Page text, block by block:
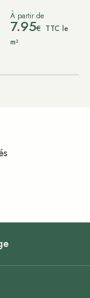
À partir de
7.95€ TTC le
m²